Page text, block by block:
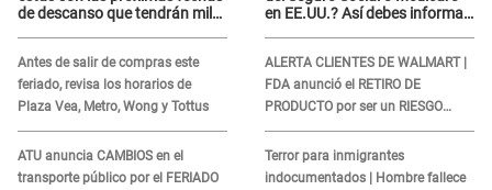
de descanso que tendrán miles
Antes de salir de compras este
feriado, revisa los horarios de
Plaza Vea, Metro, Wong y Tottus
ATU anuncia CAMBIOS en el
transporte público por el FERIADO
en EE.UU.? Así debes informar
ALERTA CLIENTES DE WALMART |
FDA anunció el RETIRO DE
PRODUCTO por ser un RIESGO
MORTAL para consumidores: ¿Cuál
es?
Terror para inmigrantes
indocumentados | Hombre fallece